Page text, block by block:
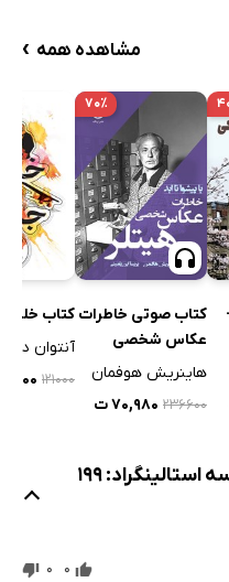
مشاهده همه ›
۷۰٪
کتاب صوتی خاطرات
عکاس شخصی
هیتلر
هاینریش هوفمان
۲۳۶۶۰۰ ۷۰,۹۸۰ ت
کتاب
۱۲۱۰۰۰
نقد، بررسی و نظرات کتاب حماسه استالینگراد: 199
0
0